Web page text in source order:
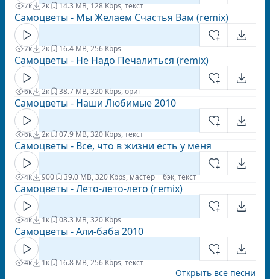
7к 2к 14.3 MB, 128 Kbps, текст
Самоцветы - Мы Желаем Счастья Вам (remix)
7к 2к 16.4 MB, 256 Kbps
Самоцветы - Не Надо Печалиться (remix)
6к 2к 38.7 MB, 320 Kbps, ориг
Самоцветы - Наши Любимые 2010
6к 2к 07.9 MB, 320 Kbps, текст
Самоцветы - Все, что в жизни есть у меня
4к 900 39.0 MB, 320 Kbps, мастер + бэк, текст
Самоцветы - Лето-лето-лето (remix)
4к 1к 08.3 MB, 320 Kbps
Самоцветы - Али-баба 2010
4к 1к 16.8 MB, 256 Kbps, текст
Открыть все песни